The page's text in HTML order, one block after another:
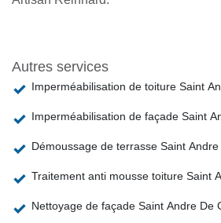
Autres services
Imperméabilisation de toiture Saint
Imperméabilisation de façade Saint
Démoussage de terrasse Saint
Traitement anti mousse toiture Saint
Nettoyage de façade Saint Andre De